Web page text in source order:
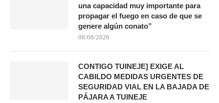
una capacidad muy importante para
propagar el fuego en caso de que se
genere algún conato”
08/08/2026
CONTIGO TUINEJE] EXIGE AL
CABILDO MEDIDAS URGENTES DE
SEGURIDAD VIAL EN LA BAJADA DE
PÁJARA A TUINEJE